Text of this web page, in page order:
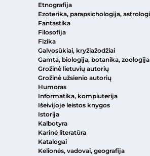
Etnografija
Ezoterika, parapsichologija,
Fantastika
Filosofija
Fizika
Galvosūkiai, kryžiažodžiai
Gamta, biologija, botanika, zoologija
Grožinė lietuvių autorių
Grožinė užsienio autorių
Humoras
Informatika, kompiuterija
Išeivijoje leistos knygos
Istorija
Kalbotyra
Karinė literatūra
Katalogai
Kelionės, vadovai, geografija